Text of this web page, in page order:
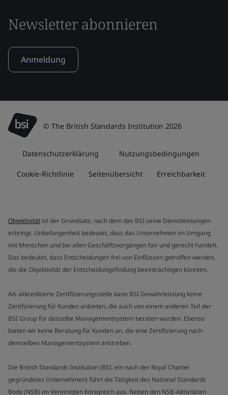
Newsletter abonnieren
Anmeldung
© The British Standards Institution 2026
Datenschutzerklärung Nutzungsbedingungen
Cookie-Richtlinie Seitenübersicht Erreichbarkeit
Objektivität ist der Grundsatz, nach dem das BSI seine Dienstleistungen
erbringt. Unbefangenheit bedeutet, dass das Unternehmen im Umgang
mit Menschen und bei allen Geschäftsvorgängen fair und gerecht handelt.
Das bedeutet, dass Entscheidungen frei von Einflüssen getroffen werden,
die die Objektivität der Entscheidungsfindung beeinträchtigen könnten.
Als akkreditierte Zertifizierungsstelle kann BSI Gewährleistung keine
Zertifizierung für Kunden anbieten, die auch von einem anderen Teil der
BSI Group für dasselbe Managementsystem beraten wurden. Ebenso
bieten wir keine Beratung für Kunden an, die eine Zertifizierung nach
demselben Managementsystem anstreben.
Die British Standards Institution (BSI, ein nach der Royal Charter
gegründetes Unternehmen) führt die Tätigkeit des National Standards
Body (NSB) im Vereinigten Königreich aus. Neben den NSB-Aktivitäten